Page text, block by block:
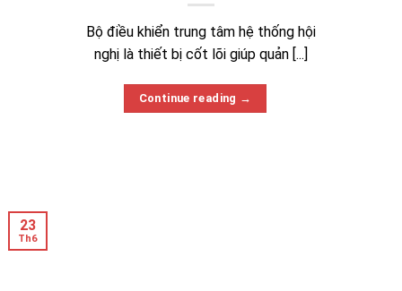
Bộ điều khiển trung tâm hệ thống hội
nghị là thiết bị cốt lõi giúp quản [...]
Continue reading →
23
Th6